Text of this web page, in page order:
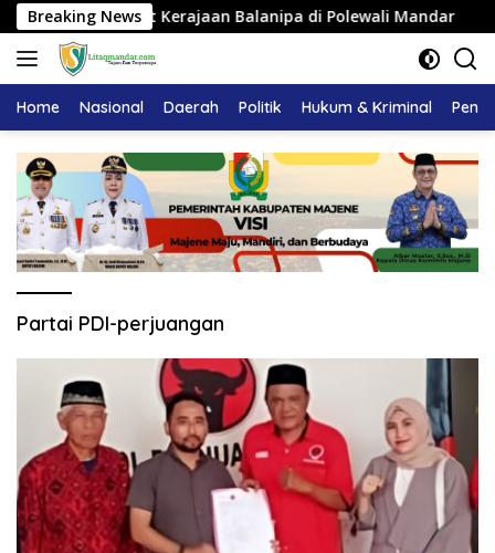
Langsung
ke
konten
Breaking News
Adat Kerajaan Balanipa di Polewali Mandar
Home Nasional Daerah Politik Hukum & Kriminal
Partai PDI-perjuangan